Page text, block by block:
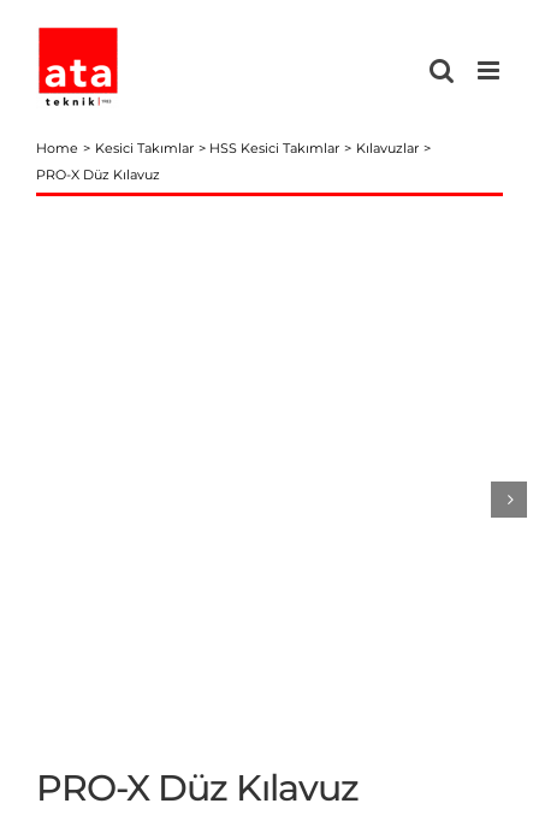
content
Home Kesici Takımlar HSS Kesici Takımlar
Kılavuzlar
PRO-X Düz Kılavuz
PRO-X Düz Kılavuz